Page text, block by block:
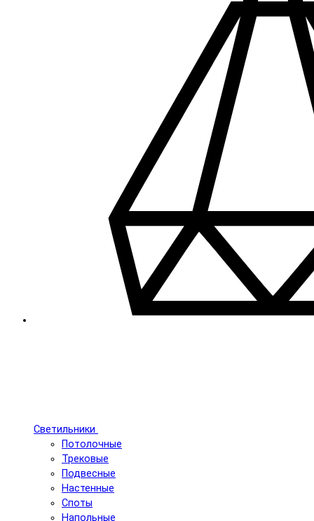
Светильники
Потолочные
Трековые
Подвесные
Настенные
Споты
Напольные